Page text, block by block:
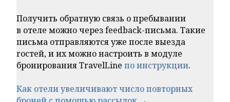
Получить обратную связь о пребывании
в отеле можно через feedback-письма. Такие
письма отправляются уже после выезда
гостей, и их можно настроить в модуле
бронирования TravelLine по инструкции.
Как отели увеличивают число повторных